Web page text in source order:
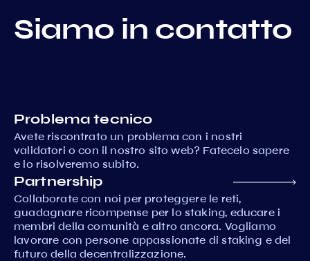
Siamo in contatto
Problema tecnico
Avete riscontrato un problema con i nostri
validatori o con il nostro sito web? Fatecelo sapere
e lo risolveremo subito.
Partnership
Collaborate con noi per proteggere le reti,
guadagnare ricompense per lo staking, educare i
membri della comunità e altro ancora. Vogliamo
lavorare con persone appassionate di staking e del
futuro della decentralizzazione.